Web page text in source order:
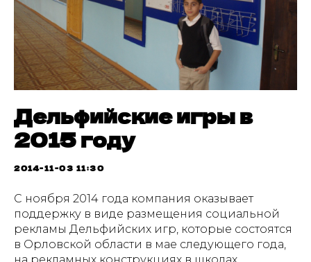
Дельфийские игры в
2015 году
2014-11-03 11:30
С ноября 2014 года компания оказывает
поддержку в виде размещения социальной
рекламы Дельфийских игр, которые состоятся
в Орловской области в мае следующего года,